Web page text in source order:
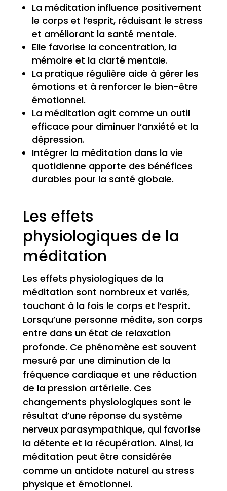
La méditation influence positivement
le corps et l’esprit, réduisant le stress
et améliorant la santé mentale.
Elle favorise la concentration, la
mémoire et la clarté mentale.
La pratique régulière aide à gérer les
émotions et à renforcer le bien-être
émotionnel.
La méditation agit comme un outil
efficace pour diminuer l’anxiété et la
dépression.
Intégrer la méditation dans la vie
quotidienne apporte des bénéfices
durables pour la santé globale.
Les effets
physiologiques de la
méditation
Les effets physiologiques de la
méditation sont nombreux et variés,
touchant à la fois le corps et l’esprit.
Lorsqu’une personne médite, son corps
entre dans un état de relaxation
profonde. Ce phénomène est souvent
mesuré par une diminution de la
fréquence cardiaque et une réduction
de la pression artérielle. Ces
changements physiologiques sont le
résultat d’une réponse du système
nerveux parasympathique, qui favorise
la détente et la récupération. Ainsi, la
méditation peut être considérée
comme un antidote naturel au stress
physique et émotionnel.